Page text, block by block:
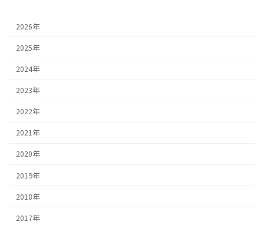
2026年
2025年
2024年
2023年
2022年
2021年
2020年
2019年
2018年
2017年